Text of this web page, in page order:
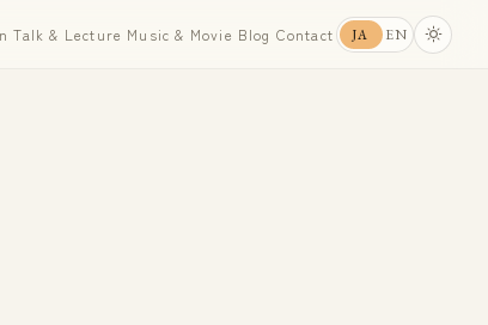
Talk & Lecture Music & Movie Blog Contact JA EN